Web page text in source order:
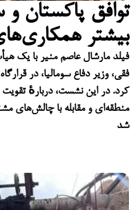
توافق پاکستان و
بیشتر
فیلد مارشال عاصم منیر با یک
فقی، وزیر دفاع سومالیا، در
کرد. در این نشست، دربارهٔ
منطقه‌ای و مقابله با چالش‌های
شد